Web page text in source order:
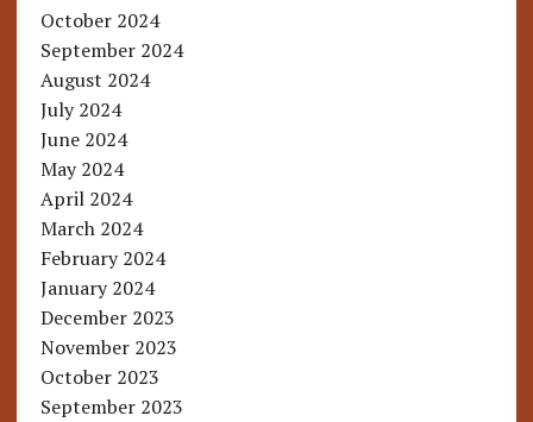
October 2024
September 2024
August 2024
July 2024
June 2024
May 2024
April 2024
March 2024
February 2024
January 2024
December 2023
November 2023
October 2023
September 2023